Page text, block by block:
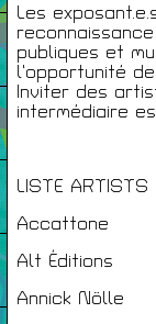
Les
publiques et
l’opportunité
Inviter des
intermédiaire
LISTE ARTISTS
Accattone
Alt Éditions
Annick Nölle
Éditions
Artists
Podcasts